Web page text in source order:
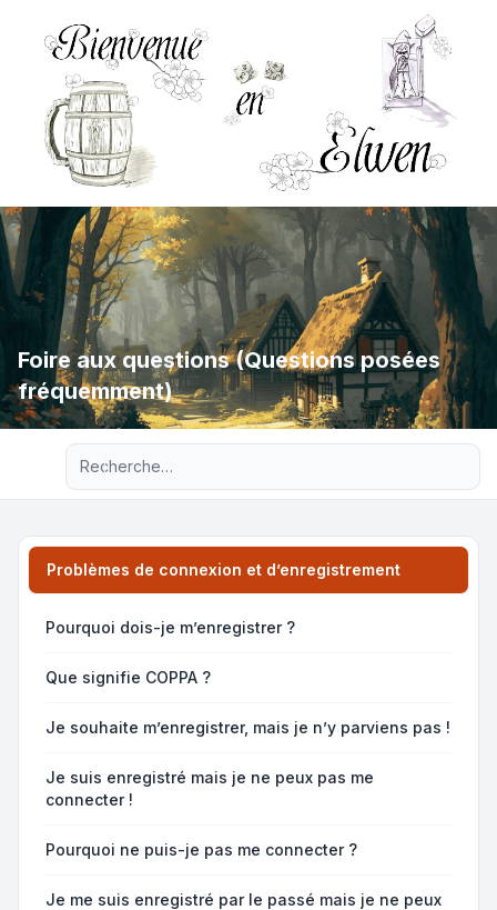
Foire aux questions (Questions posées
fréquemment)
Recherche avancée
Problèmes de connexion et d’enregistrement
Pourquoi dois-je m’enregistrer ?
Que signifie COPPA ?
Je souhaite m’enregistrer, mais je n’y parviens pas !
Je suis enregistré mais je ne peux pas me
connecter !
Pourquoi ne puis-je pas me connecter ?
Je me suis enregistré par le passé mais je ne peux